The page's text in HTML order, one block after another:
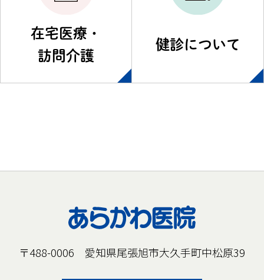
在宅医療・
訪問介護
健診について
〒488-0006 愛知県尾張旭市大久手町中松原39